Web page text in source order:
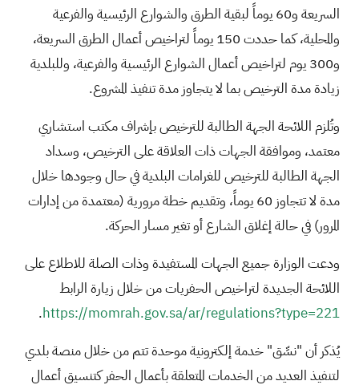
السريعة و60 يوماً لبقية الطرق والشوارع الرئيسية والفرعية
والمحلية، كما حددت 150 يوماً لتراخيص أعمال الطرق السريعة،
و300 يوم لتراخيص أعمال الشوارع الرئيسية والفرعية، وللبلدية
زيادة مدة الترخيص بما لا يتجاوز مدة تنفيذ المشروع.
وتُلزم اللائحة الجهة الطالبة للترخيص بإشراف مكتب استشاري
معتمد، وموافقة الجهات ذات العلاقة على الترخيص، وسداد
الجهة الطالبة للترخيص للغرامات البلدية في حال وجودها خلال
مدة لا تتجاوز 60 يوماً، وتقديم خطة مرورية (معتمدة من إدارات
المرور) في حالة إغلاق الشارع أو تغير مسار الحركة.
ودعت الوزارة جميع الجهات المستفيدة وذات الصلة للاطلاع على
اللائحة الجديدة لتراخيص الحفريات من خلال زيارة الرابط
https://momrah.gov.sa/ar/regulations?type=221
.
يُذكر أن "نسِّق" خدمة إلكترونية موحدة تتم من خلال منصة بلدي
لتنفيذ العديد من الخدمات المتعلقة بأعمال الحفر كتنسيق أعمال